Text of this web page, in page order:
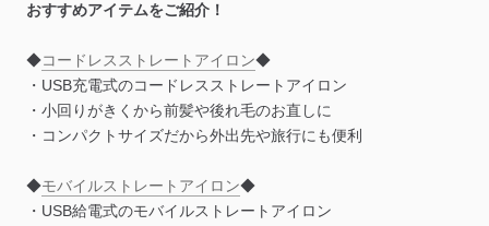
おすすめアイテムをご紹介！
◆コードレスストレートアイロン◆
・USB充電式のコードレスストレートアイロン
・小回りがきくから前髪や後れ毛のお直しに
・コンパクトサイズだから外出先や旅行にも便利
◆モバイルストレートアイロン◆
・USB給電式のモバイルストレートアイロン